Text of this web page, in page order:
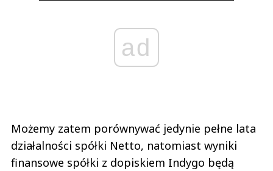
ad
Możemy zatem porównywać jedynie pełne lata
działalności spółki Netto, natomiast wyniki
finansowe spółki z dopiskiem Indygo będą